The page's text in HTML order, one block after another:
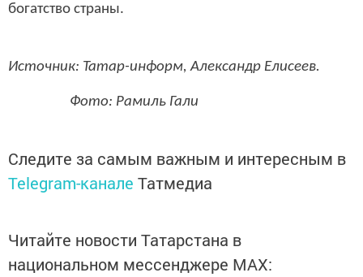
богатство страны.
Источник: Татар-информ, Александр Елисеев.
Фото: Рамиль Гали
Следите за самым важным и интересным в
Telegram-канале Татмедиа
Читайте новости Татарстана в
национальном мессенджере MАХ: